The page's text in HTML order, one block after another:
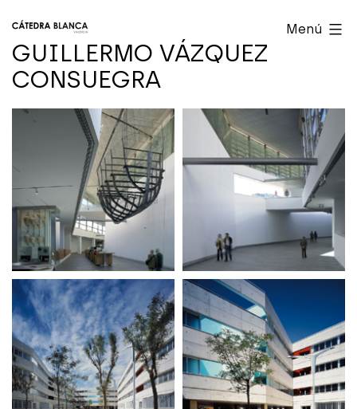
contenido
Cátedra
Blanca
Valencia
Menú
GUILLERMO VÁZQUEZ
CONSUEGRA